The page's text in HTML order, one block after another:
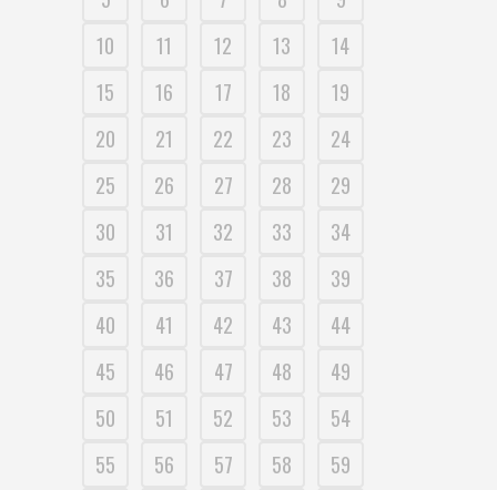
10
11 12 13
14
15
16 17 18
19
20
21 22 23
24
25
26 27 28
29
30
31 32 33
34
35
36 37 38
39
40
41 42 43
44
45
46 47 48
49
50
51 52 53
54
55
56 57 58
59